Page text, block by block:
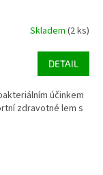
Skladem (2 ks)
DETAIL
účinkem
zdravotné lem s